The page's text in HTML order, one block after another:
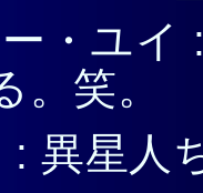
・ユイ
。笑。
: 異星人